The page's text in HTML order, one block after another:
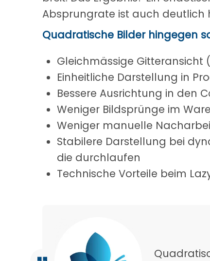
Absprungrate ist auch deutlich
Quadratische Bilder hingegen
Gleichmässige
Einheitliche Darstellung in
Bessere Ausrichtung in den
Weniger Bildsprünge im
Weniger manuelle
Stabilere Darstellung bei
die durchlaufen
Technische Vorteile beim